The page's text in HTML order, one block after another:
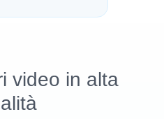
video in alta